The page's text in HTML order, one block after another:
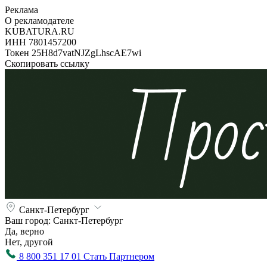
Реклама
О рекламодателе
KUBATURA.RU
ИНН 7801457200
Токен 25H8d7vatNJZgLhscAE7wi
Скопировать ссылку
Санкт-Петербург
Ваш город: Санкт-Петербург
Да, верно
Нет, другой
8 800 351 17 01 Стать Партнером